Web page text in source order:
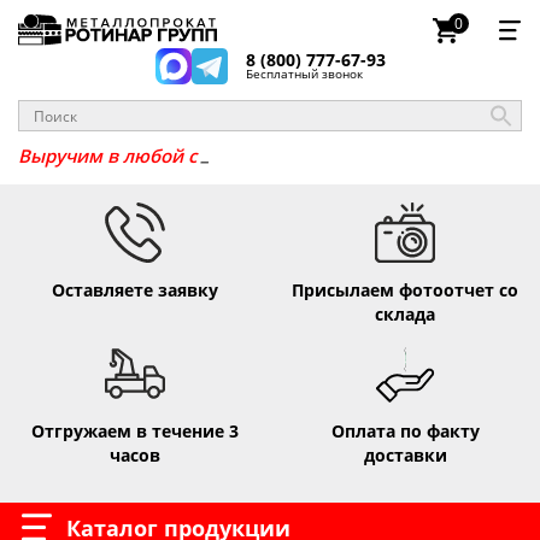
8 (800) 777-67-93
Бесплатный звонок
0
Выручим в люб
Оставляете заявку
Присылаем фотоотчет со
склада
Отгружаем в течение 3
часов
Оплата по факту
доставки
Каталог продукции